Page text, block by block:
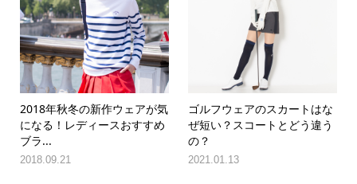
2018年秋冬の新作ウェアが気
になる！レディースおすすめ
ブラ...
2018.09.21
ゴルフウェアのスカートはな
ぜ短い？スコートとどう違う
の？
2021.01.13